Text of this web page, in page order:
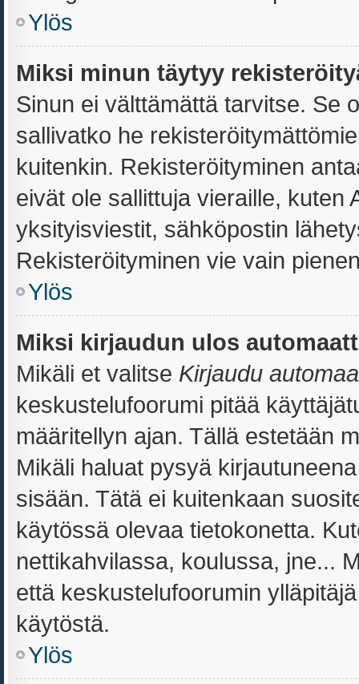
Ylös
Miksi minun täytyy
Sinun ei välttämättä tarvitse. Se
sallivatko he
kuitenkin. Rekisteröityminen
eivät ole sallittuja vieraille, kuten
yksityisviestit, sähköpostin
Rekisteröityminen vie vain
Ylös
Miksi kirjaudun ulos
Mikäli et valitse Kirjaudu
keskustelufoorumi pitää
määritellyn ajan. Tällä estetään
Mikäli haluat pysyä
sisään. Tätä ei kuitenkaan
käytössä olevaa tietokonetta.
nettikahvilassa, koulussa, jne...
että keskustelufoorumin
käytöstä.
Ylös